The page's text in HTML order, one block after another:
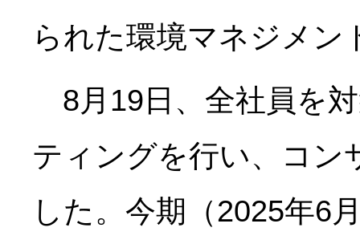
られた環境マネジメン
8月19日、全社員を
ティングを行い、コン
した。今期（2025年6